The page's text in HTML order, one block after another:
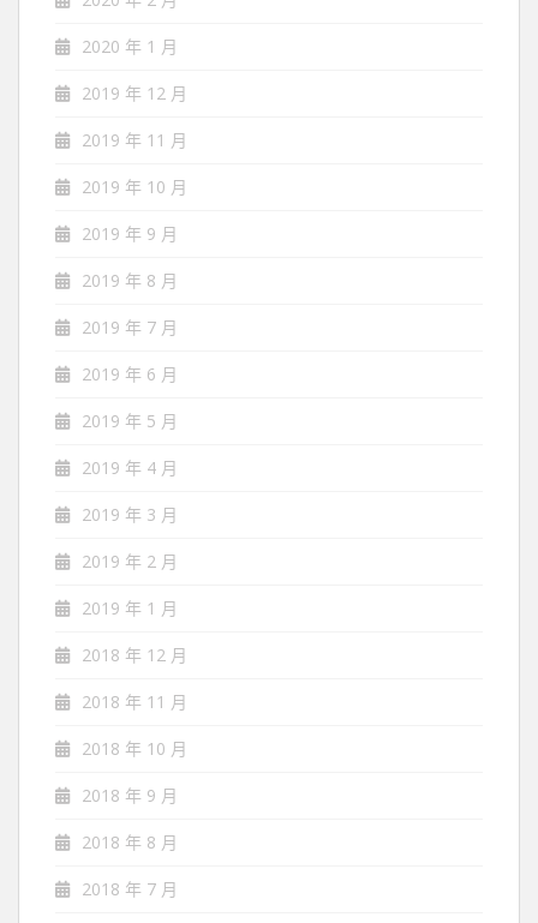
2020 年 1 月
2019 年 12 月
2019 年 11 月
2019 年 10 月
2019 年 9 月
2019 年 8 月
2019 年 7 月
2019 年 6 月
2019 年 5 月
2019 年 4 月
2019 年 3 月
2019 年 2 月
2019 年 1 月
2018 年 12 月
2018 年 11 月
2018 年 10 月
2018 年 9 月
2018 年 8 月
2018 年 7 月